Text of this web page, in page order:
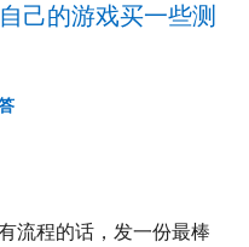
己的游戏买一些测
流程的话，发一份最棒